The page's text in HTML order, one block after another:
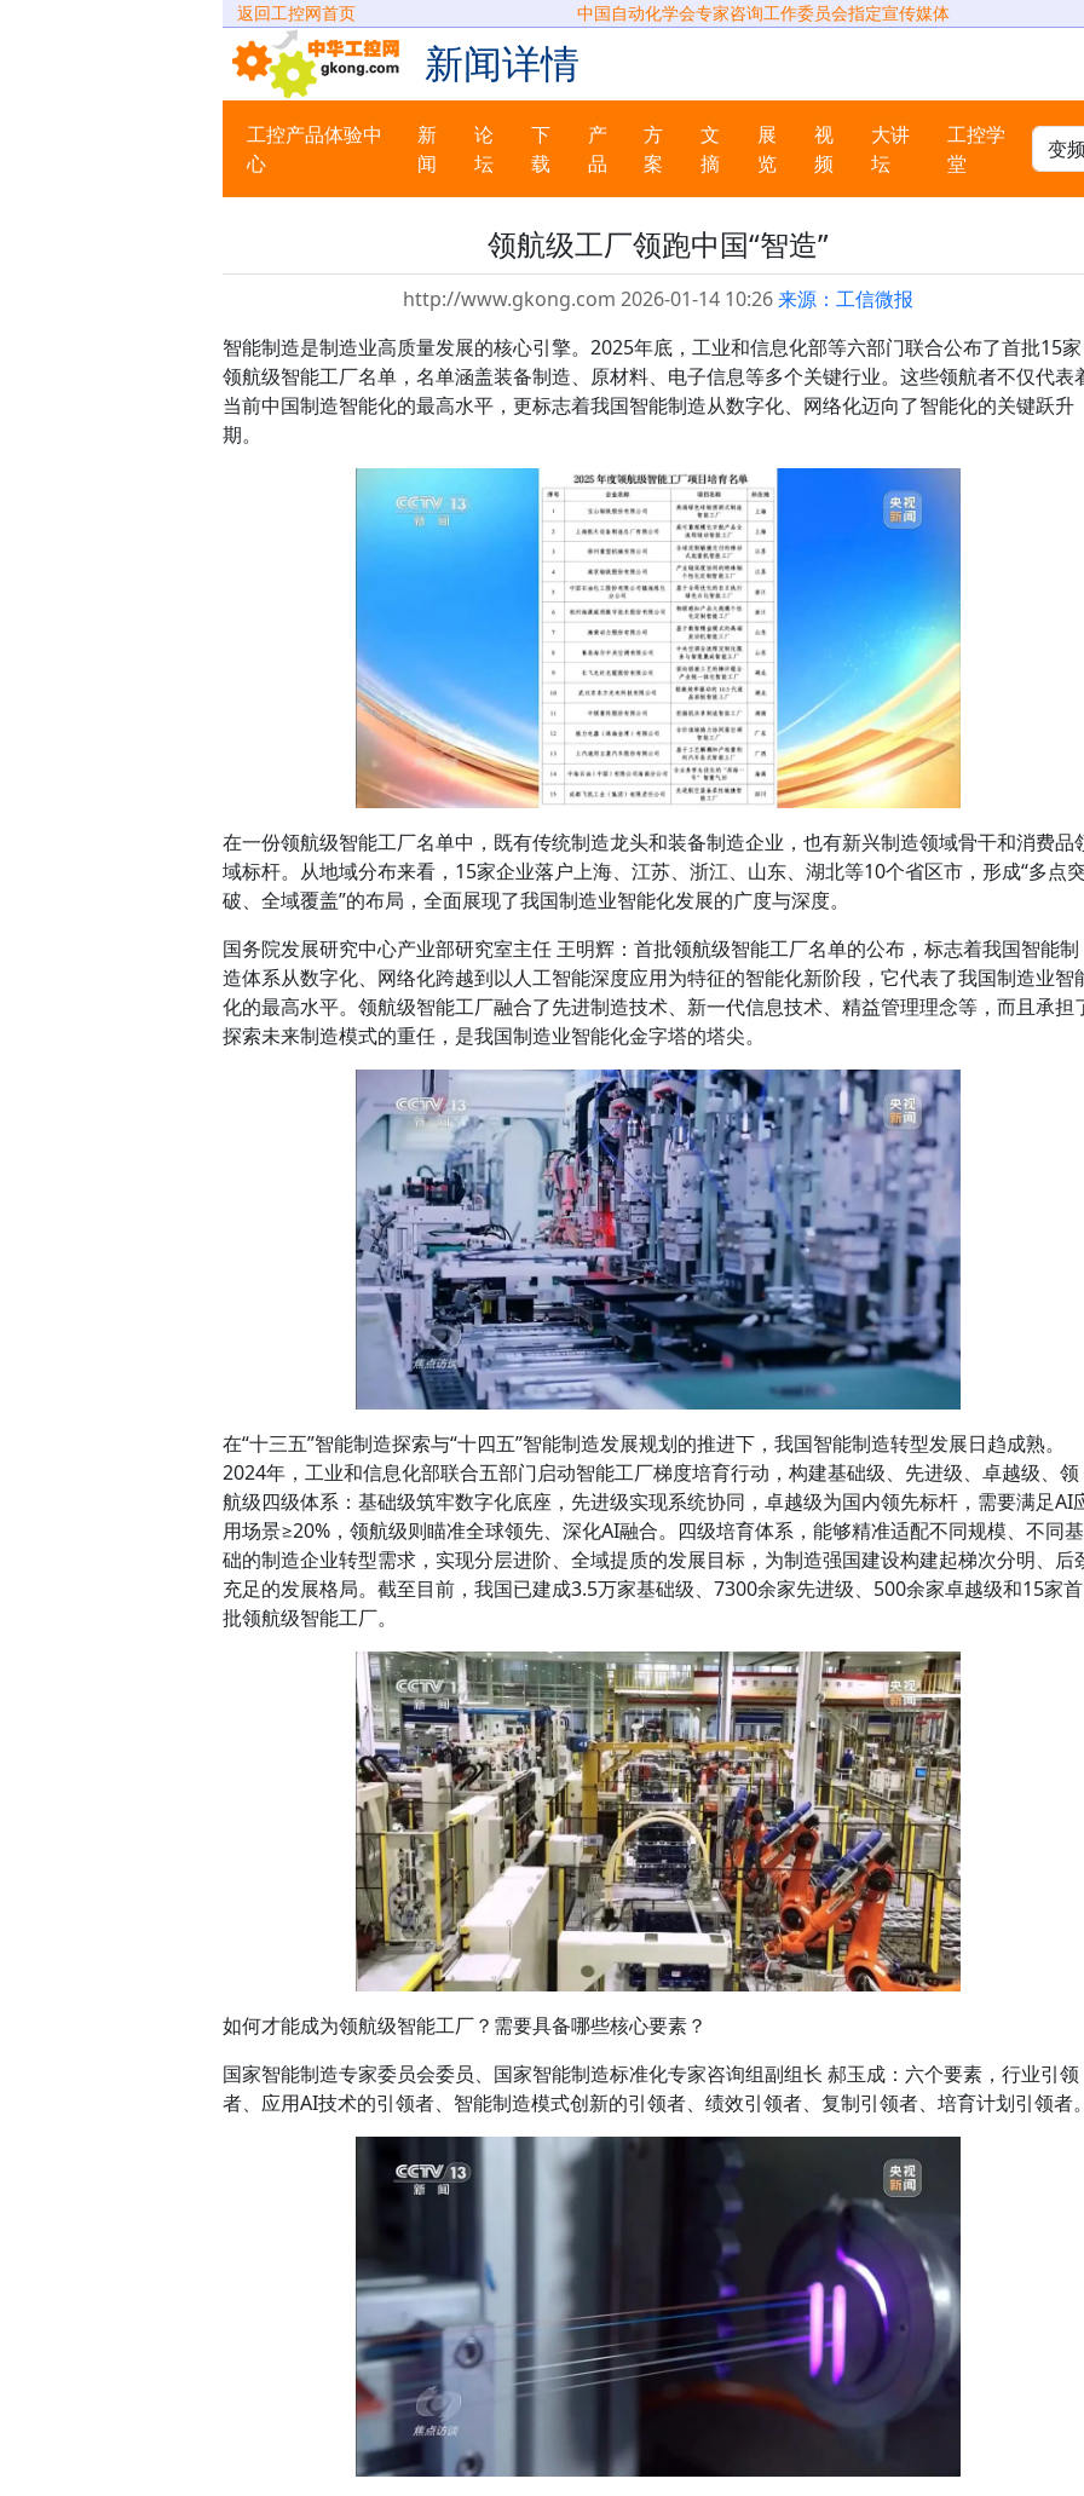
返回工控网首页 中国自动化学会专家咨询工作委员会指定宣传媒体
新闻详情
工控产品体验中
心
新
闻
论
坛
下
载
产
品
方
案
文
摘
展
览
视
频
大讲
坛
工控学
堂
领航级工厂领跑中国“智造”
http://www.gkong.com 2026-01-14 10:26来源：工信微报
智能制造是制造业高质量发展的核心引擎。2025年底，工业和信息化部等六部门联合公布了首批15家
领航级智能工厂名单，名单涵盖装备制造、原材料、电子信息等多个关键行业。这些领航者不仅代表
当前中国制造智能化的最高水平，更标志着我国智能制造从数字化、网络化迈向了智能化的关键跃升
期。
在一份领航级智能工厂名单中，既有传统制造龙头和装备制造企业，也有新兴制造领域骨干和消费品
域标杆。从地域分布来看，15家企业落户上海、江苏、浙江、山东、湖北等10个省区市，形成“多点
破、全域覆盖”的布局，全面展现了我国制造业智能化发展的广度与深度。
国务院发展研究中心产业部研究室主任 王明辉：首批领航级智能工厂名单的公布，标志着我国智能制
造体系从数字化、网络化跨越到以人工智能深度应用为特征的智能化新阶段，它代表了我国制造业智
化的最高水平。领航级智能工厂融合了先进制造技术、新一代信息技术、精益管理理念等，而且承担
探索未来制造模式的重任，是我国制造业智能化金字塔的塔尖。
在“十三五”智能制造探索与“十四五”智能制造发展规划的推进下，我国智能制造转型发展日趋成熟。
2024年，工业和信息化部联合五部门启动智能工厂梯度培育行动，构建基础级、先进级、卓越级、领
航级四级体系：基础级筑牢数字化底座，先进级实现系统协同，卓越级为国内领先标杆，需要满足AI
用场景≥20%，领航级则瞄准全球领先、深化AI融合。四级培育体系，能够精准适配不同规模、不同基
础的制造企业转型需求，实现分层进阶、全域提质的发展目标，为制造强国建设构建起梯次分明、后
充足的发展格局。截至目前，我国已建成3.5万家基础级、7300余家先进级、500余家卓越级和15家首
批领航级智能工厂。
如何才能成为领航级智能工厂？需要具备哪些核心要素？
国家智能制造专家委员会委员、国家智能制造标准化专家咨询组副组长 郝玉成：六个要素，行业引领
者、应用AI技术的引领者、智能制造模式创新的引领者、绩效引领者、复制引领者、培育计划引领者